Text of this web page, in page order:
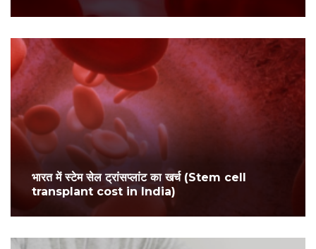
भारत में स्टेम सेल ट्रांसप्लांट का खर्च (Stem cell
transplant cost in India)